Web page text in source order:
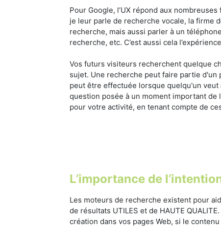
Pour Google, l’UX répond aux
je leur parle de recherche vocale, la firme
recherche, mais aussi parler à un
recherche, etc. C’est aussi cela
Vos futurs visiteurs recherchent quelque
sujet. Une recherche peut faire partie d'un
peut être effectuée lorsque quelqu'un
question posée à un moment important
pour votre activité, en tenant compte de
L’importance de
Les moteurs de recherche existent pour
de résultats UTILES et de HAUTE
création dans vos pages Web, si le